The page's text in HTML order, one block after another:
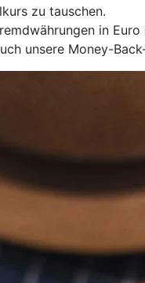
zu tauschen.
in
unsere Money-